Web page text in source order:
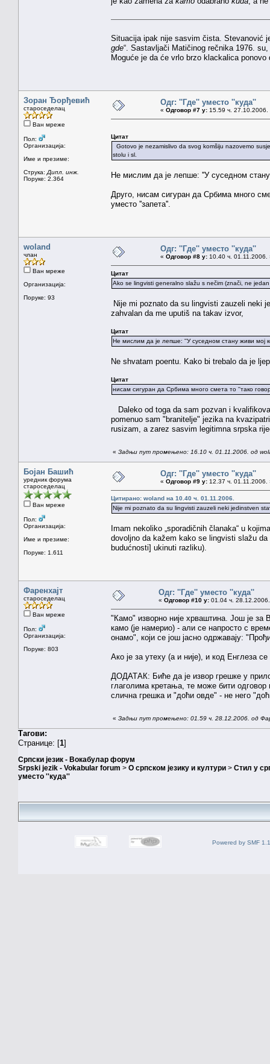
Situacija ipak nije sasvim čista. Stevanović
gde“. Sastavljači Matičinog rečnika 1976.
Moguće je da će vrlo brzo klackalica
Зоран Ђорђевић
староседелац
Ван мреже
Пол:
Организација:
Име и презиме:
Струка: Дипл. инж.
Поруке: 2.364
Одг: ''Где'' уместо ''куда''
« Одговор #7 у: 15.59 ч. 27.10.2006.
Цитат
Gotovo je nezamislivo da svog komšiju nazovemo
stolu i sl.
Не мислим да је лепше: ''У суседном
Друго, нисам сигуран да Србима много
уместо ''запета''.
woland
члан
Ван мреже
Организација:
Поруке: 93
Одг: ''Где'' уместо ''куда''
« Одговор #8 у: 10.40 ч. 01.11.2006.
Цитат
Ako se lingvisti generalno slažu s nečim (znači, ne
Nije mi poznato da su lingvisti zauzeli neki
zahvalan da me uputiš na takav izvor,
Цитат
Не мислим да је лепше: ''У суседном стану живи мој
Ne shvatam poentu. Kako bi trebalo da je
Цитат
нисам сигуран да Србима много смета то ''тако
Daleko od toga da sam pozvan i
pomenuo sam "branitelje" jezika na
rusizam, a zarez sasvim legitimna srpska
« Задњи пут промењено: 16.10 ч. 01.11.2006. од
Бојан Башић
уредник форума
староседелац
Ван мреже
Пол:
Организација:
Име и презиме:
Поруке: 1.611
Одг: ''Где'' уместо ''куда''
« Одговор #9 у: 12.37 ч. 01.11.2006.
Цитирано: woland на 10.40 ч. 01.11.2006.
Nije mi poznato da su lingvisti zauzeli neki jedinstven
Imam nekoliko „sporadičnih članaka“ u
dovoljno da kažem kako se lingvisti slažu
budućnosti] ukinuti razliku).
Фаренхајт
староседелац
Ван мреже
Пол:
Организација:
Поруке: 803
Одг: ''Где'' уместо ''куда''
« Одговор #10 у: 01.04 ч.
"Камо" изворно није хрваштина. Још је за
камо (је намерио) - али се напросто с
онамо", који се још јасно одржавају:
Ако је за утеху (а и није), и код Енглеза
ДОДАТАК: Биће да је извор грешке у
глаголима кретања, те може бити
слична грешка и "доћи овде" - не него
« Задњи пут промењено: 01.59 ч. 28.12.2006. од
Тагови:
Странице: [1]
Српски језик - Вокабулар форум
Srpski jezik - Vokabular forum > О српском језику и култури > Стил у
уместо ''куда''
Powered by SMF